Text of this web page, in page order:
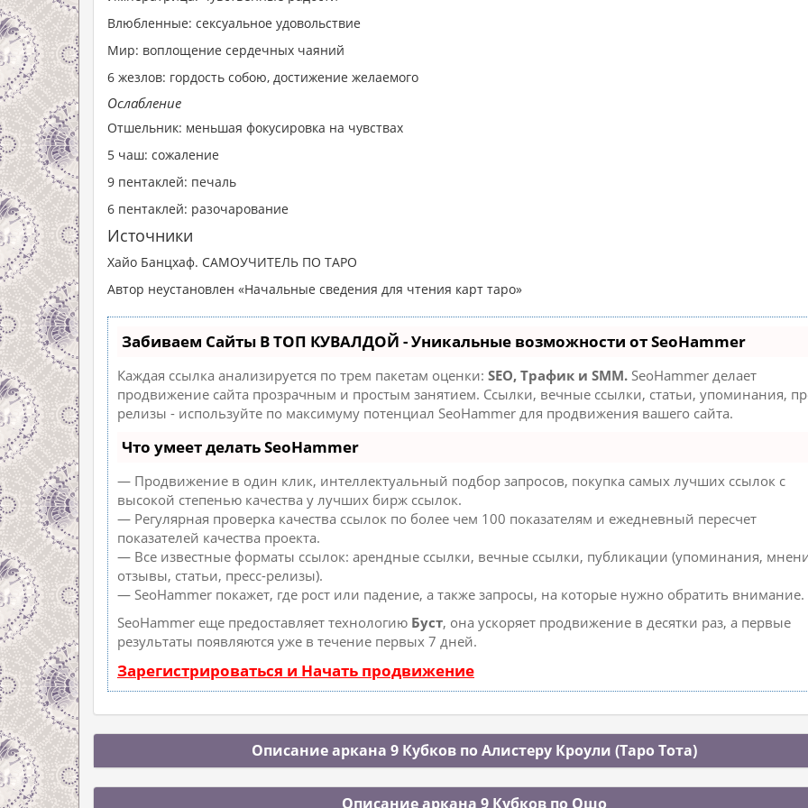
Влюбленные: сексуальное удовольствие
Мир: воплощение сердечных чаяний
6 жезлов: гордость собою, достижение желаемого
Ослабление
Отшельник: меньшая фокусировка на чувствах
5 чаш: сожаление
9 пентаклей: печаль
6 пентаклей: разочарование
Источники
Хайо Банцхаф. САМОУЧИТЕЛЬ ПО ТАРО
Автор неустановлен «Начальные сведения для чтения карт таро»
Забиваем Сайты В ТОП КУВАЛДОЙ - Уникальные возможности от SeoHammer
Каждая ссылка анализируется по трем пакетам оценки: SEO, Трафик и SMM. SeoHammer делает
продвижение сайта прозрачным и простым занятием. Ссылки, вечные ссылки, статьи, упоминания,
релизы - используйте по максимуму потенциал SeoHammer для продвижения вашего сайта.
Что умеет делать SeoHammer
— Продвижение в один клик, интеллектуальный подбор запросов, покупка самых лучших ссылок с
высокой степенью качества у лучших бирж ссылок.
— Регулярная проверка качества ссылок по более чем 100 показателям и ежедневный пересчет
показателей качества проекта.
— Все известные форматы ссылок: арендные ссылки, вечные ссылки, публикации (упоминания,
отзывы, статьи, пресс-релизы).
— SeoHammer покажет, где рост или падение, а также запросы, на которые нужно обратить внимание.
SeoHammer еще предоставляет технологию Буст, она ускоряет продвижение в десятки раз, а первые
результаты появляются уже в течение первых 7 дней.
Зарегистрироваться и Начать продвижение
Описание аркана 9 Кубков по Алистеру Кроули (Таро Тота)
Описание аркана 9 Кубков по Ошо